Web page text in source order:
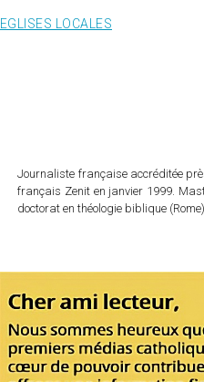
EGLISES LOCALES
Journaliste française accréditée
français Zenit en janvier 1999.
doctorat en théologie biblique